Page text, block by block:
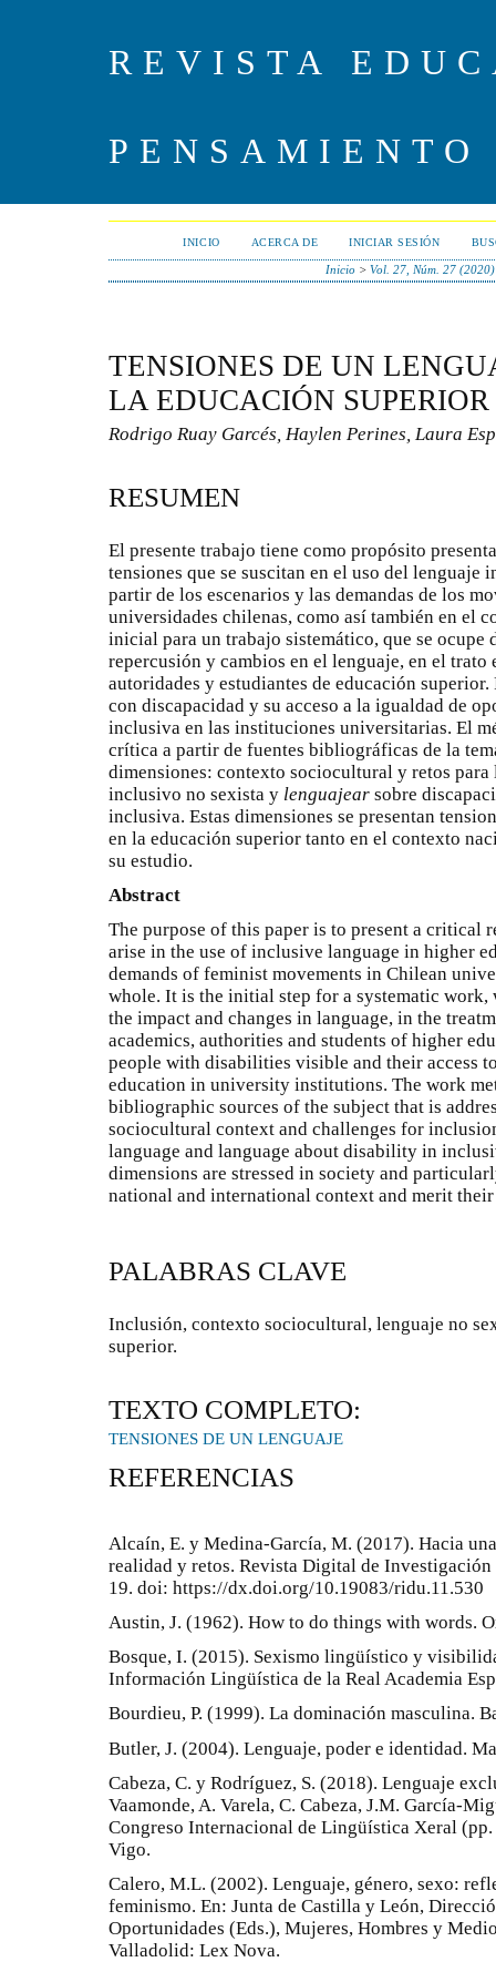
REVISTA
PENSAMIENTO
INICIO ACERCA DE INICIAR SESIÓN
Inicio >Vol. 27, Núm. 27 (2020)
TENSIONES DE UN
LA EDUCACIÓN SUPERIOR
Rodrigo Ruay Garcés, Haylen Perines, Laura
RESUMEN
El presente trabajo tiene como propósito
tensiones que se suscitan en el uso del lenguaje
partir de los escenarios y las demandas de los
universidades chilenas, como así también en el
inicial para un trabajo sistemático, que se ocupe
repercusión y cambios en el lenguaje, en el trato
autoridades y estudiantes de educación
con discapacidad y su acceso a la igualdad de
inclusiva en las instituciones universitarias. El
crítica a partir de fuentes bibliográficas de la
dimensiones: contexto sociocultural y retos
inclusivo no sexista y lenguajear sobre
inclusiva. Estas dimensiones se presentan
en la educación superior tanto en el contexto
su estudio.
Abstract
The purpose of this paper is to present a critical
arise in the use of inclusive language in higher
demands of feminist movements in Chilean
whole. It is the initial step for a systematic
the impact and changes in language, in the
academics, authorities and students of higher
people with disabilities visible and their access
education in university institutions. The work
bibliographic sources of the subject that is
sociocultural context and challenges for
language and language about disability in
dimensions are stressed in society and
national and international context and merit
PALABRAS CLAVE
Inclusión, contexto sociocultural, lenguaje no
superior.
TEXTO COMPLETO:
TENSIONES DE UN LENGUAJE
REFERENCIAS
Alcaín, E. y Medina-García, M. (2017). Hacia
realidad y retos. Revista Digital de
19. doi: https://dx.doi.org/10.19083/ridu.11.530
Austin, J. (1962). How to do things with words.
Bosque, I. (2015). Sexismo lingüístico y
Información Lingüística de la Real Academia
Bourdieu, P. (1999). La dominación masculina.
Butler, J. (2004). Lenguaje, poder e identidad.
Cabeza, C. y Rodríguez, S. (2018). Lenguaje
Vaamonde, A. Varela, C. Cabeza, J.M. García-
Congreso Internacional de Lingüística Xeral
Vigo.
Calero, M.L. (2002). Lenguaje, género, sexo:
feminismo. En: Junta de Castilla y León,
Oportunidades (Eds.), Mujeres, Hombres y
Valladolid: Lex Nova.